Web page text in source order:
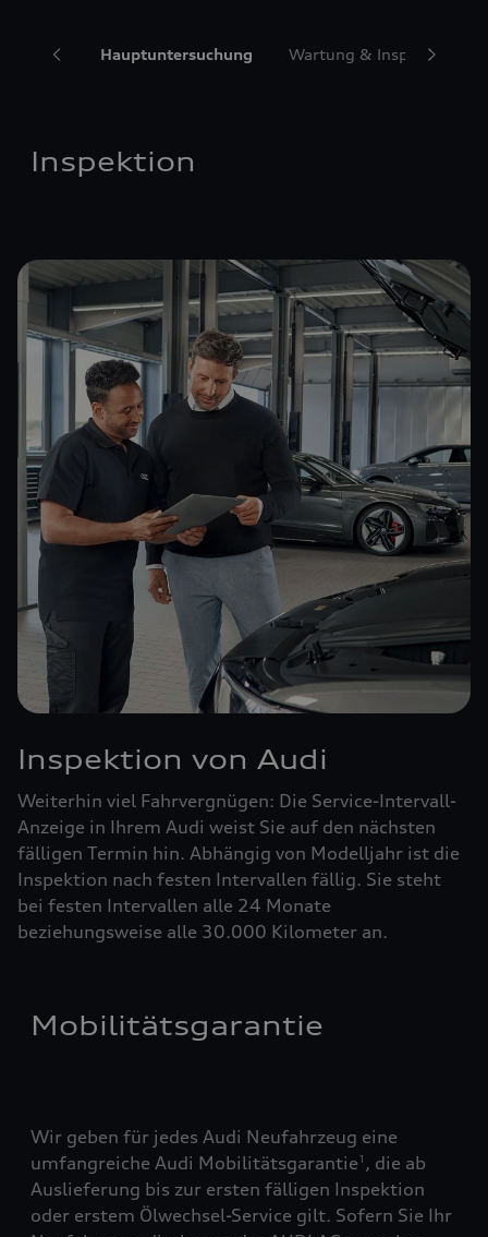
Hauptuntersuchung Wartung &
Inspektion
Inspektion von Audi
Weiterhin viel Fahrvergnügen: Die Service-Intervall-
Anzeige in Ihrem Audi weist Sie auf den nächsten
fälligen Termin hin. Abhängig von Modelljahr ist die
Inspektion nach festen Intervallen fällig. Sie steht
bei festen Intervallen alle 24 Monate
beziehungsweise alle 30.000 Kilometer an.
Mobilitätsgarantie
Wir geben für jedes Audi Neufahrzeug eine
umfangreiche Audi Mobilitätsgarantie1 , die ab
Auslieferung bis zur ersten fälligen Inspektion
oder erstem Ölwechsel-Service gilt. Sofern Sie Ihr